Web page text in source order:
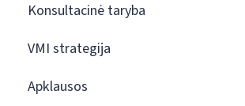
Konsultacinė taryba
VMI strategija
Apklausos